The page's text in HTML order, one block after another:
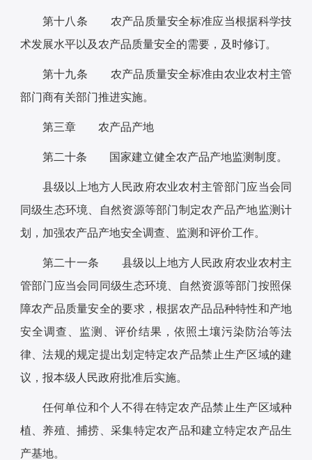
第十八条 农产品质量安全标准应当根据科学技
术发展水平以及农产品质量安全的需要，及时修订。
第十九条 农产品质量安全标准由农业农村主管
部门商有关部门推进实施。
第三章 农产品产地
第二十条 国家建立健全农产品产地监测制度。
县级以上地方人民政府农业农村主管部门应当会同
同级生态环境、自然资源等部门制定农产品产地监测计
划，加强农产品产地安全调查、监测和评价工作。
第二十一条 县级以上地方人民政府农业农村主
管部门应当会同同级生态环境、自然资源等部门按照保
障农产品质量安全的要求，根据农产品品种特性和产地
安全调查、监测、评价结果，依照土壤污染防治等法
律、法规的规定提出划定特定农产品禁止生产区域的建
议，报本级人民政府批准后实施。
任何单位和个人不得在特定农产品禁止生产区域种
植、养殖、捕捞、采集特定农产品和建立特定农产品生
产基地。